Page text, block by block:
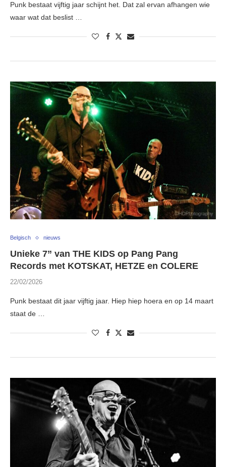
Punk bestaat vijftig jaar schijnt het. Dat zal ervan afhangen wie
waar wat dat beslist …
Belgisch nieuws
Unieke 7” van THE KIDS op Pang Pang
Records met KOTSKAT, HETZE en COLERE
22/02/2026
Punk bestaat dit jaar vijftig jaar. Hiep hiep hoera en op 14 maart
staat de …